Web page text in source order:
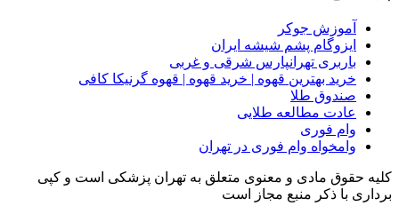
آموزش جوکر
ایزوگام پشم شیشه ایران
باربری تهرانپارس شرقی و غربی
خرید بهترین قهوه | خرید قهوه | قهوه گرنیکا کافی
صندوق طلا
عادت مطالعه طلایی
وام فوری
وامخواه وام فوری در تهران
کلیه حقوق مادی و معنوی متعلق به تهران پزشکی است و کپی
برداری با ذکر منبع مجاز است